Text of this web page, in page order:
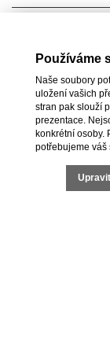
Elektřina
Plyn
Odpad
2026 ©
Povinně
Používáme
Naše soubory
uložení vašich
stran pak slouží
prezentace.
konkrétní osoby.
potřebujeme váš
Upravit